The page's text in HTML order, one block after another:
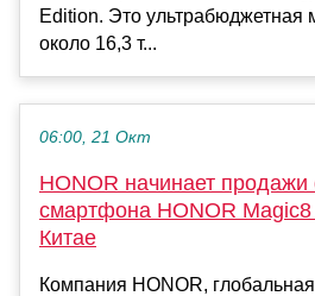
Edition. Это ультрабюджетная
около 16,3 т...
06:00, 21 Окт
HONOR начинает
смартфона HONOR
Китае
Компания HONOR,